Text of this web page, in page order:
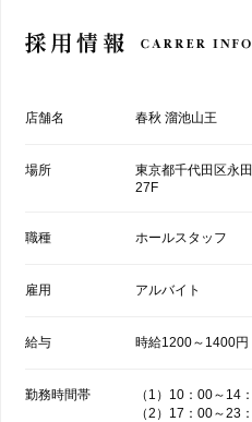
店舗名 春秋 溜池山王
場所
東京都千代田区永
27F
職種 ホールスタッフ
雇用 アルバイト
給与 時給1200～1400円
勤務時間帯
（1）10：00～14
（2）17：00～23